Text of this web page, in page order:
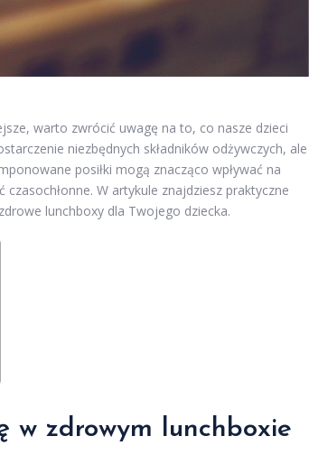
warto zwrócić uwagę na to, co nasze dzieci
niezbędnych składników odżywczych, ale
posiłki mogą znacząco wpływać na
W artykule znajdziesz praktyczne
lunchboxy dla Twojego dziecka.
w zdrowym lunchboxie